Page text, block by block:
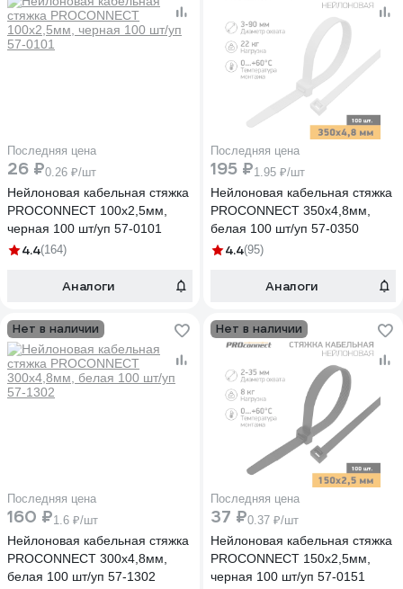
Последняя цена
26 ₽0.26 ₽/шт
Нейлоновая кабельная стяжка
PROCONNECT 100x2,5мм,
черная 100 шт/уп 57-0101
4.4(164)
Аналоги
Последняя цена
195 ₽1.95 ₽/шт
Нейлоновая кабельная стяжка
PROCONNECT 350x4,8мм,
белая 100 шт/уп 57-0350
4.4(95)
Аналоги
Нет в наличии
Последняя цена
160 ₽1.6 ₽/шт
Нейлоновая кабельная стяжка
PROCONNECT 300x4,8мм,
белая 100 шт/уп 57-1302
Нет в наличии
Последняя цена
37 ₽0.37 ₽/шт
Нейлоновая кабельная стяжка
PROCONNECT 150x2,5мм,
черная 100 шт/уп 57-0151